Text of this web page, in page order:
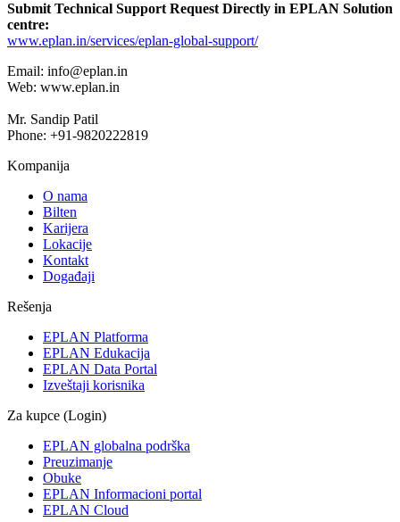
Submit Technical Support Request Directly in EPLAN Solution
centre:
www.eplan.in/services/eplan-global-support/
Email: info@eplan.in
Web: www.eplan.in
Mr. Sandip Patil
Phone: +91-9820222819
Kompanija
O nama
Bilten
Karijera
Lokacije
Kontakt
Događaji
Rešenja
EPLAN Platforma
EPLAN Edukacija
EPLAN Data Portal
Izveštaji korisnika
Za kupce (Login)
EPLAN globalna podrška
Preuzimanje
Obuke
EPLAN Informacioni portal
EPLAN Cloud